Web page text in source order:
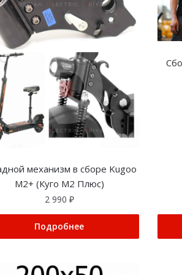
механизм в сборе Kugoo
M2+ (Куго М2 Плюс)
2 990 ₽
Подробнее